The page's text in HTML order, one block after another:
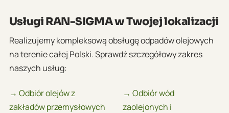
Usługi RAN-SIGMA w Twojej lokalizacji
Realizujemy kompleksową obsługę odpadów olejowych
na terenie całej Polski. Sprawdź szczegółowy zakres
naszych usług:
→ Odbiór olejów z
zakładów przemysłowych
→ Odbiór wód
zaolejonych i